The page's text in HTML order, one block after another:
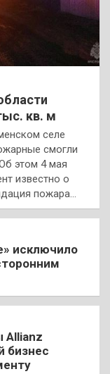
кв. м
селе
смогли
этом 4 мая
известно о
пожара…
исключило
Allianz
бизнес